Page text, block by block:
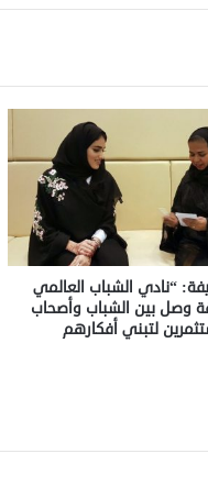
“نادي الشباب العالمي
وصل بين الشباب وأصحاب
لتبني أفكارهم